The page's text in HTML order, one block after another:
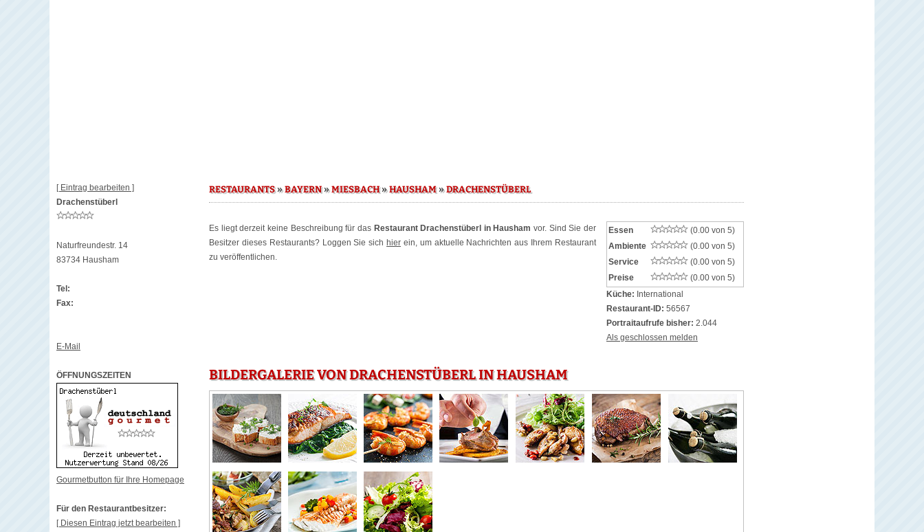
[ Eintrag bearbeiten ]
Drachenstüberl
Naturfreundestr. 14
83734 Hausham
Tel:
Fax:
E-Mail
ÖFFNUNGSZEITEN
Gourmetbutton für Ihre Homepage
Für den Restaurantbesitzer:
[ Diesen Eintrag jetzt bearbeiten ]
RESTAURANTS»BAYERN»MIESBACH»HAUSHAM»DRACHENSTÜBERL
Es liegt derzeit keine Beschreibung für das Restaurant Drachenstüberl in Hausham vor. Sind Sie der
Besitzer dieses Restaurants? Loggen Sie sich hier ein, um aktuelle Nachrichten aus Ihrem Restaurant
zu veröffentlichen.
Essen
(0.00 von 5)
Ambiente
(0.00 von 5)
Service
(0.00 von 5)
Preise
(0.00 von 5)
Küche: International
Restaurant-ID: 56567
Portraitaufrufe bisher: 2.044
Als geschlossen melden
BILDERGALERIE VON DRACHENSTÜBERL IN HAUSHAM